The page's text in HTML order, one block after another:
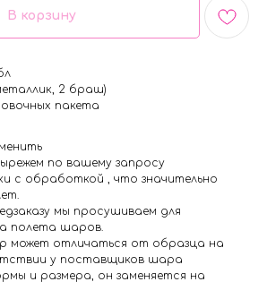
В корзину
2 браш)
пакета
по вашему запросу
с обработкой , что значительно
мы просушиваем для
полета шаров.
может отличаться от образца на
у поставщиков шара
и размера, он заменяется на